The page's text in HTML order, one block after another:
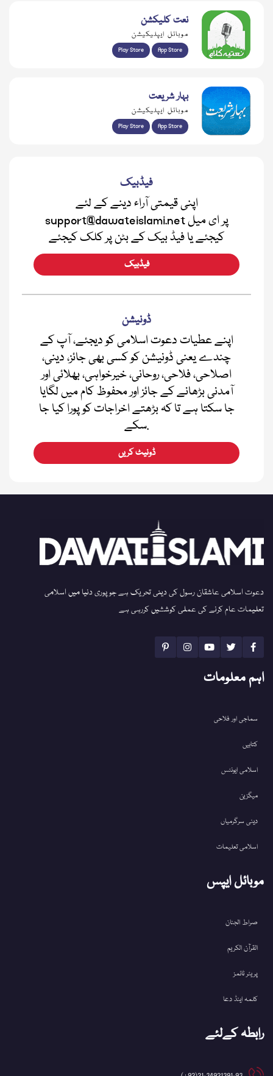
نعت کلیکشن
موبائل ایپلیکیشن
Play Store App Store
بہار شریعت
موبائل ایپلیکیشن
Play Store App Store
فیڈبیک
اپنی قیمتی آراء دینے کے لئے
support@dawateislami.net پر ای میل
کیجئے یا فیڈ بیک کے بٹن پر کلک کیجئے
فیڈبیک
ڈونیشن
اپنے عطیات دعوت اسلامی کو دیجئے، آپ کے
چندے یعنی ڈونیشن کو کسی بھی جائز، دینی،
اصلاحی، فلاحی، روحانی، خیرخواہی، بھلائی اور
آمدنی بڑھانے کے جائز اور محفوظ کام میں لگایا
جا سکتا ہے تا کہ بڑھتے اخراجات کو پورا کیا جا
سکے.
ڈونیٹ کریں
دعوت اسلامی عاشقان رسول کی دینی تحریک ہے جو پوری دنیا میں اسلامی
تعلیمات عام کرنے کی عملی کوششیں کررہی ہے
اہم معلومات
سماجی اور فلاحی
کتابیں
اسلامی ایونٹس
میگزین
دینی سرگرمیاں
اسلامی تعلیمات
موبائل ایپس
صراط الجنان
القرآن الکریم
پریئر ٹائمز
کلمہ اینڈ دعا
رابطہ کےلئے